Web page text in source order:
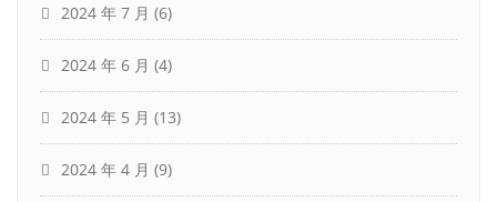
2024 年 7 月 (6)
2024 年 6 月 (4)
2024 年 5 月 (13)
2024 年 4 月 (9)